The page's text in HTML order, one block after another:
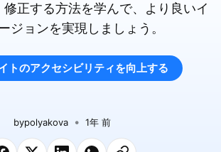
正する方法を学んで、より良いイ
ジョンを実現しましょう。
トのアクセシビリティを向上する
bypolyakova 1年 前